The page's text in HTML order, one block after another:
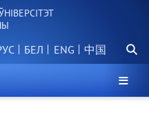
БЕЛ 中国